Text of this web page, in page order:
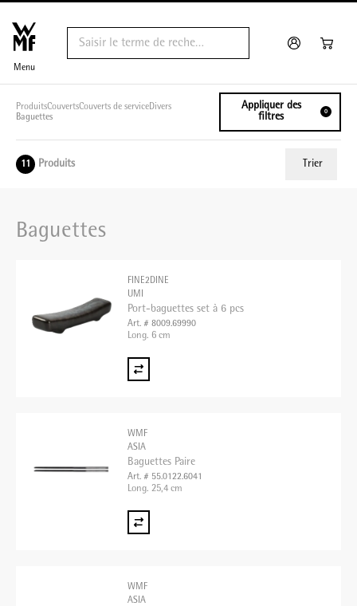
Menu
ProduitsCouvertsCouverts de serviceDivers
Baguettes
Appliquer des
filtres
0
11 Produits Trier
Baguettes
FINE2DINE
UMI
Port-baguettes set à 6 pcs
Art. # 8009.69990
Long. 6 cm
WMF
ASIA
Baguettes Paire
Art. # 55.0122.6041
Long. 25,4 cm
WMF
ASIA